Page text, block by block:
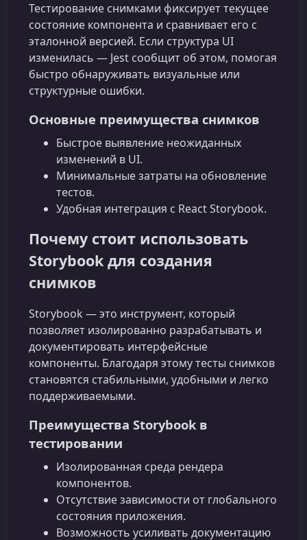
Тестирование снимками фиксирует текущее
состояние компонента и сравнивает его с
эталонной версией. Если структура UI
изменилась — Jest сообщит об этом, помогая
быстро обнаруживать визуальные или
структурные ошибки.
Основные преимущества снимков
Быстрое выявление неожиданных
изменений в UI.
Минимальные затраты на обновление
тестов.
Удобная интеграция с React Storybook.
Почему стоит использовать
Storybook для создания
снимков
Storybook — это инструмент, который
позволяет изолированно разрабатывать и
документировать интерфейсные
компоненты. Благодаря этому тесты снимков
становятся стабильными, удобными и легко
поддерживаемыми.
Преимущества Storybook в
тестировании
Изолированная среда рендера
компонентов.
Отсутствие зависимости от глобального
состояния приложения.
Возможность усиливать документацию